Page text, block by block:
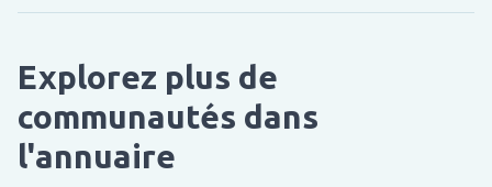
Explorez plus de
communautés dans
l'annuaire